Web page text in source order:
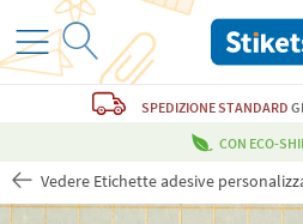
SPEDIZIONE STANDARD
CON ECO-
Vedere Etichette adesive